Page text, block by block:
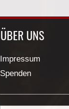
ÜBER UNS
Impressum
Spenden